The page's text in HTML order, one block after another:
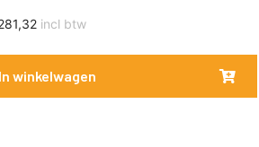
incl btw
In winkelwagen